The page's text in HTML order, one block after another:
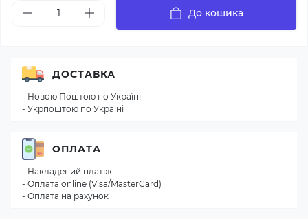
До кошика
ДОСТАВКА
- Новою Поштою по Україні
- Укрпоштою по Україні
ОПЛАТА
- Накладений платіж
- Оплата online (Visa/MasterCard)
- Оплата на рахунок